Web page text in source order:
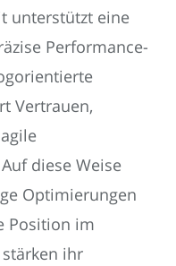
unterstützt eine
Performance-
Vertrauen,
diese Weise
Optimierungen
Position im
ihr